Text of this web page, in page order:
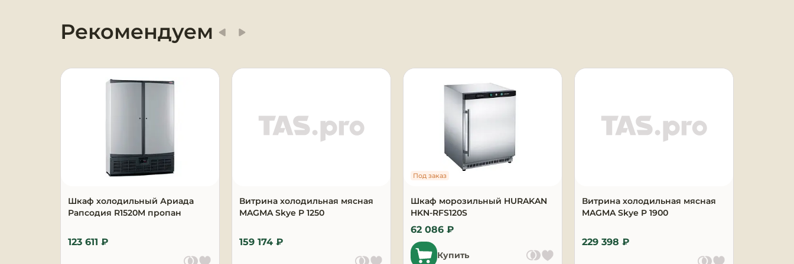
химчисток и прачечных
дезинфекции и
профессиональная химия
Сантехническое
оборудование
Торговое и банковское
оборудование
Оснащение гостиниц и
Рекомендуем
Шкаф холодильный Ариада
Рапсодия R1520M пропан
123 611 ₽
Витрина холодильная мясная
MAGMA Skye P 1250
159 174 ₽
Шкаф морозильный HURAKAN
HKN-RFS120S
Под заказ
62 086 ₽
Купить
Витрина холодильная мясная
MAGMA Skye P 1900
229 398 ₽